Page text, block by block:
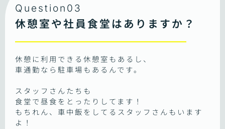
Question03
休憩室や社員食堂はありますか？
休憩に利用できる休憩室もあるし、
車通勤なら駐車場もあるんです。
スタッフさんたちも
食堂で昼食をとったりしてます！
もちれん、車中飯をしてるスタッフさんもいます
よ！